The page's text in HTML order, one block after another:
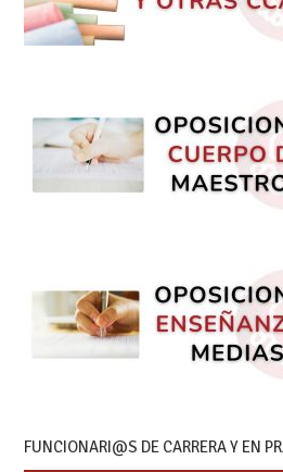
FUNCIONARI@S DE CARRERA Y EN